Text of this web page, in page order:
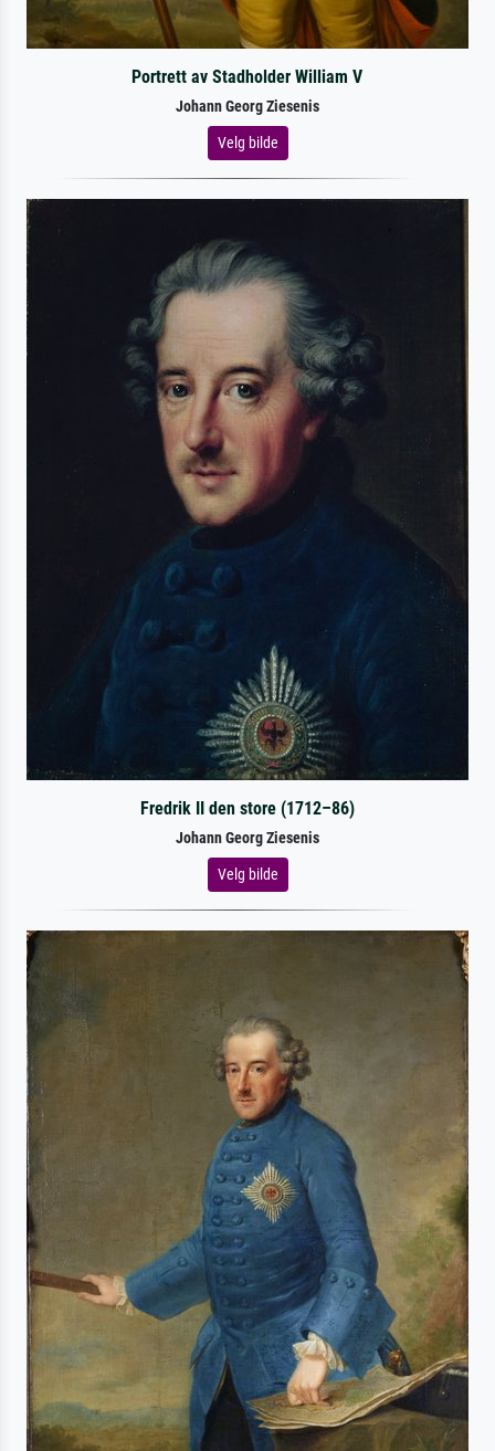
Portrett av Stadholder William V
Johann Georg Ziesenis
Velg bilde
Fredrik II den store (1712–86)
Johann Georg Ziesenis
Velg bilde